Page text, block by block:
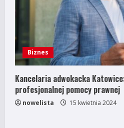
Biznes
Kancelaria adwokacka
profesjonalnej pomocy prawnej
nowelista 15 kwietnia 2024